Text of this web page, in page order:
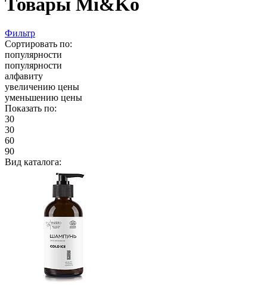
Фильтр
Сортировать по:
популярности
популярности
алфавиту
увеличению цены
уменьшению цены
Показать по:
30
30
60
90
Вид каталога: